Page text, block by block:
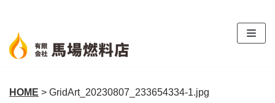
ン
テ
ン
へ
HOME > GridArt_20230807_233654334-1.jpg